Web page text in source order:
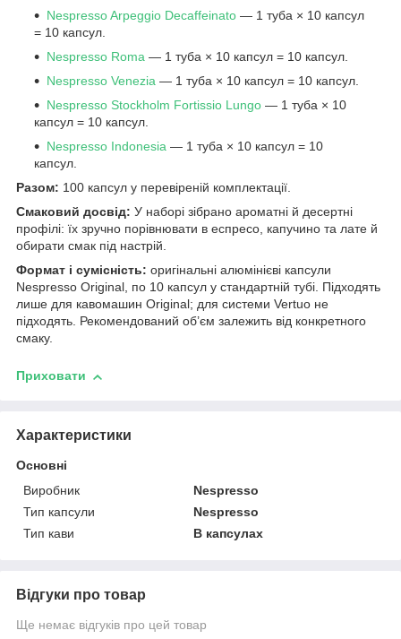
Nespresso Arpeggio Decaffeinato — 1 туба × 10 капсул
= 10 капсул.
Nespresso Roma — 1 туба × 10 капсул = 10 капсул.
Nespresso Venezia — 1 туба × 10 капсул = 10 капсул.
Nespresso Stockholm Fortissio Lungo — 1 туба × 10
капсул = 10 капсул.
Nespresso Indonesia — 1 туба × 10 капсул = 10
капсул.
Разом: 100 капсул у перевіреній комплектації.
Смаковий досвід: У наборі зібрано ароматні й десертні
профілі: їх зручно порівнювати в еспресо, капучино та лате й
обирати смак під настрій.
Формат і сумісність: оригінальні алюмінієві капсули
Nespresso Original, по 10 капсул у стандартній тубі. Підходять
лише для кавомашин Original; для системи Vertuo не
підходять. Рекомендований об’єм залежить від конкретного
смаку.
Приховати
Характеристики
Основні
Виробник
Nespresso
Тип капсули
Nespresso
Тип кави
В капсулах
Відгуки про товар
Ще немає відгуків про цей товар